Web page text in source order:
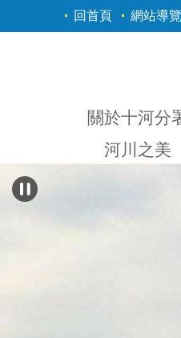
跳到主要內容區塊
回首頁 網站導覽
關於十河分
河川之美